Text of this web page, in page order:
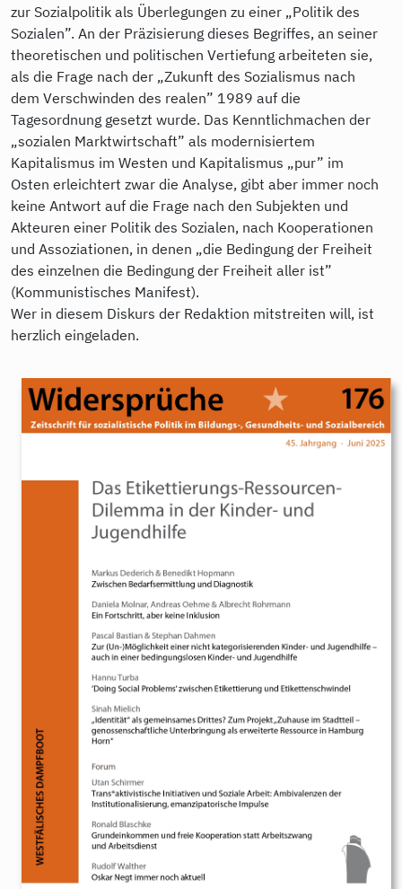
zur Sozialpolitik als Überlegungen zu einer „Politik des
Sozialen”. An der Präzisierung dieses Begriffes, an seiner
theoretischen und politischen Vertiefung arbeiteten sie,
als die Frage nach der „Zukunft des Sozialismus nach
dem Verschwinden des realen” 1989 auf die
Tagesordnung gesetzt wurde. Das Kenntlichmachen der
„sozialen Marktwirtschaft” als modernisiertem
Kapitalismus im Westen und Kapitalismus „pur” im
Osten erleichtert zwar die Analyse, gibt aber immer noch
keine Antwort auf die Frage nach den Subjekten und
Akteuren einer Politik des Sozialen, nach Kooperationen
und Assoziationen, in denen „die Bedingung der Freiheit
des einzelnen die Bedingung der Freiheit aller ist”
(Kommunistisches Manifest).
Wer in diesem Diskurs der Redaktion mitstreiten will, ist
herzlich eingeladen.
9783986340162.jpg